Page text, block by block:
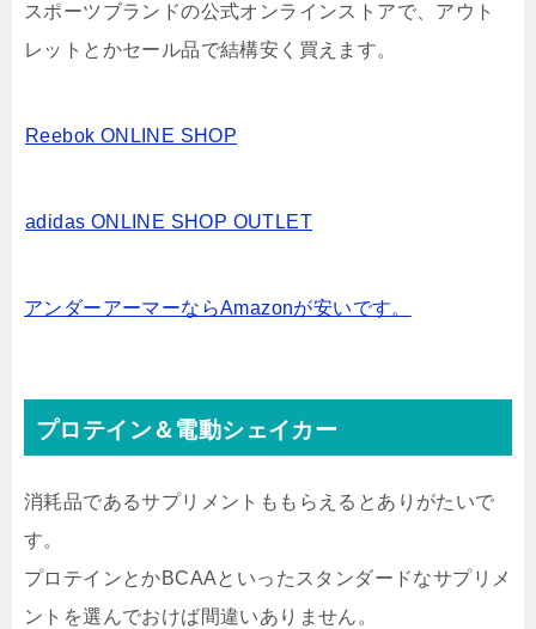
スポーツブランドの公式オンラインストアで、アウト
レットとかセール品で結構安く買えます。
Reebok ONLINE SHOP
adidas ONLINE SHOP OUTLET
アンダーアーマーならAmazonが安いです。
プロテイン＆電動シェイカー
消耗品であるサプリメントももらえるとありがたいで
す。
プロテインとかBCAAといったスタンダードなサプリメ
ントを選んでおけば間違いありません。